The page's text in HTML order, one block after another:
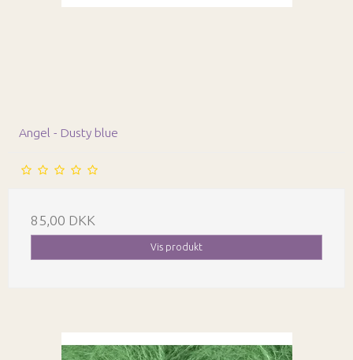
Angel - Dusty blue
85,00 DKK
Vis produkt